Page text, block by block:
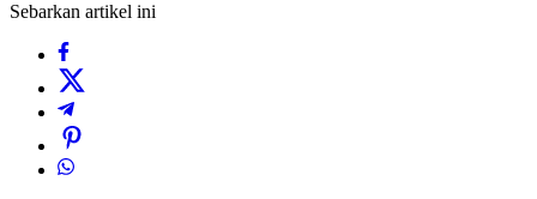
Sebarkan artikel ini